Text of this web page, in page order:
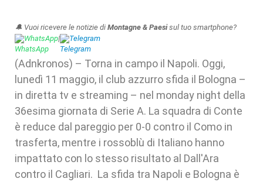
🔔 Vuoi ricevere le notizie di Montagne & Paesisul tuo smartphone?
WhatsApp| Telegram
(Adnkronos) – Torna in campo il Napoli. Oggi,
lunedì 11 maggio, il club azzurro sfida il Bologna –
in diretta tv e streaming – nel monday night della
36esima giornata di Serie A. La squadra di Conte
è reduce dal pareggio per 0-0 contro il Como in
trasferta, mentre i rossoblù di Italiano hanno
impattato con lo stesso risultato al Dall'Ara
contro il Cagliari. La sfida tra Napoli e Bologna è